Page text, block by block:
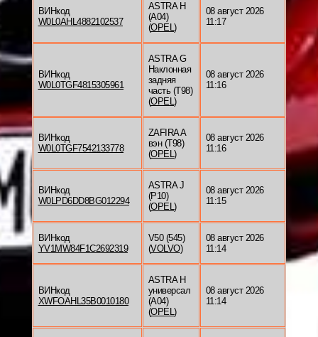
ВИНкод
W0L0AHL4882102537
ASTRA H
(A04)
(OPEL)
08 август 2026
11:17
ВИНкод
W0L0TGF4815305961
ASTRA G
Наклонная
задняя
часть (T98)
(OPEL)
08 август 2026
11:16
ВИНкод
W0L0TGF7542133778
ZAFIRA A
вэн (T98)
(OPEL)
08 август 2026
11:16
ВИНкод
W0LPD6DD8BG012294
ASTRA J
(P10)
(OPEL)
08 август 2026
11:15
ВИНкод
YV1MW84F1C2692319
V50 (545)
(VOLVO)
08 август 2026
11:14
ВИНкод
XWFOAHL35B0010180
ASTRA H
универсал
(A04)
(OPEL)
08 август 2026
11:14